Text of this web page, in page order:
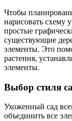
Чтобы
нарисовать схему
простые
существующие
элементы. Это
растения,
элементы.
Выбор стиля
Ухоженный сад
объединить все